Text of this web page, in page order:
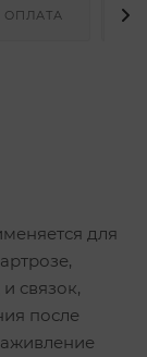
ОПЛАТА
для
связок,
после